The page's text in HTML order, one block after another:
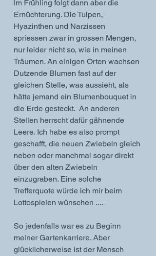
Im Frühling folgt dann aber die
Ernüchterung. Die Tulpen,
Hyazinthen und Narzissen
spriessen zwar in grossen Mengen,
nur leider nicht so, wie in meinen
Träumen. An einigen Orten wachsen
Dutzende Blumen fast auf der
gleichen Stelle, was aussieht, als
hätte jemand ein Blumenbouquet in
die Erde gesteckt.  An anderen
Stellen herrscht dafür gähnende
Leere. Ich habe es also prompt
geschafft, die neuen Zwiebeln gleich
neben oder manchmal sogar direkt
über den alten Zwiebeln
einzugraben. Eine solche
Trefferquote würde ich mir beim
Lottospielen wünschen ....
So jedenfalls war es zu Beginn
meiner Gartenkarriere. Aber
glücklicherweise ist der Mensch